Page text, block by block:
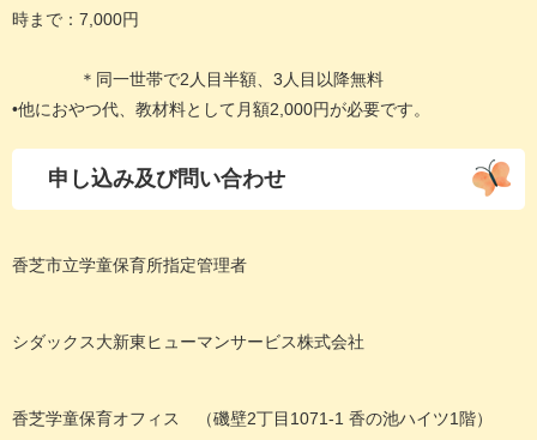
時まで：7,000円
＊同一世帯で2人目半額、3人目以降無料
•他におやつ代、教材料として月額2,000円が必要です。
申し込み及び問い合わせ
香芝市立学童保育所指定管理者
シダックス大新東ヒューマンサービス株式会社
香芝学童保育オフィス （磯壁2丁目1071-1 香の池ハイツ1階）